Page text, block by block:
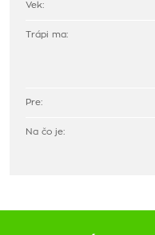
Vek:
Trápi ma:
Pre:
Na čo je: